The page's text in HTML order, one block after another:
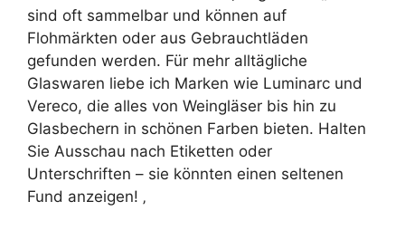
sind oft sammelbar und können auf
Flohmärkten oder aus Gebrauchtläden
gefunden werden. Für mehr alltägliche
Glaswaren liebe ich Marken wie Luminarc und
Vereco, die alles von Weingläser bis hin zu
Glasbechern in schönen Farben bieten. Halten
Sie Ausschau nach Etiketten oder
Unterschriften – sie könnten einen seltenen
Fund anzeigen! ‚